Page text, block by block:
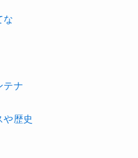
な
テナ
や歴史